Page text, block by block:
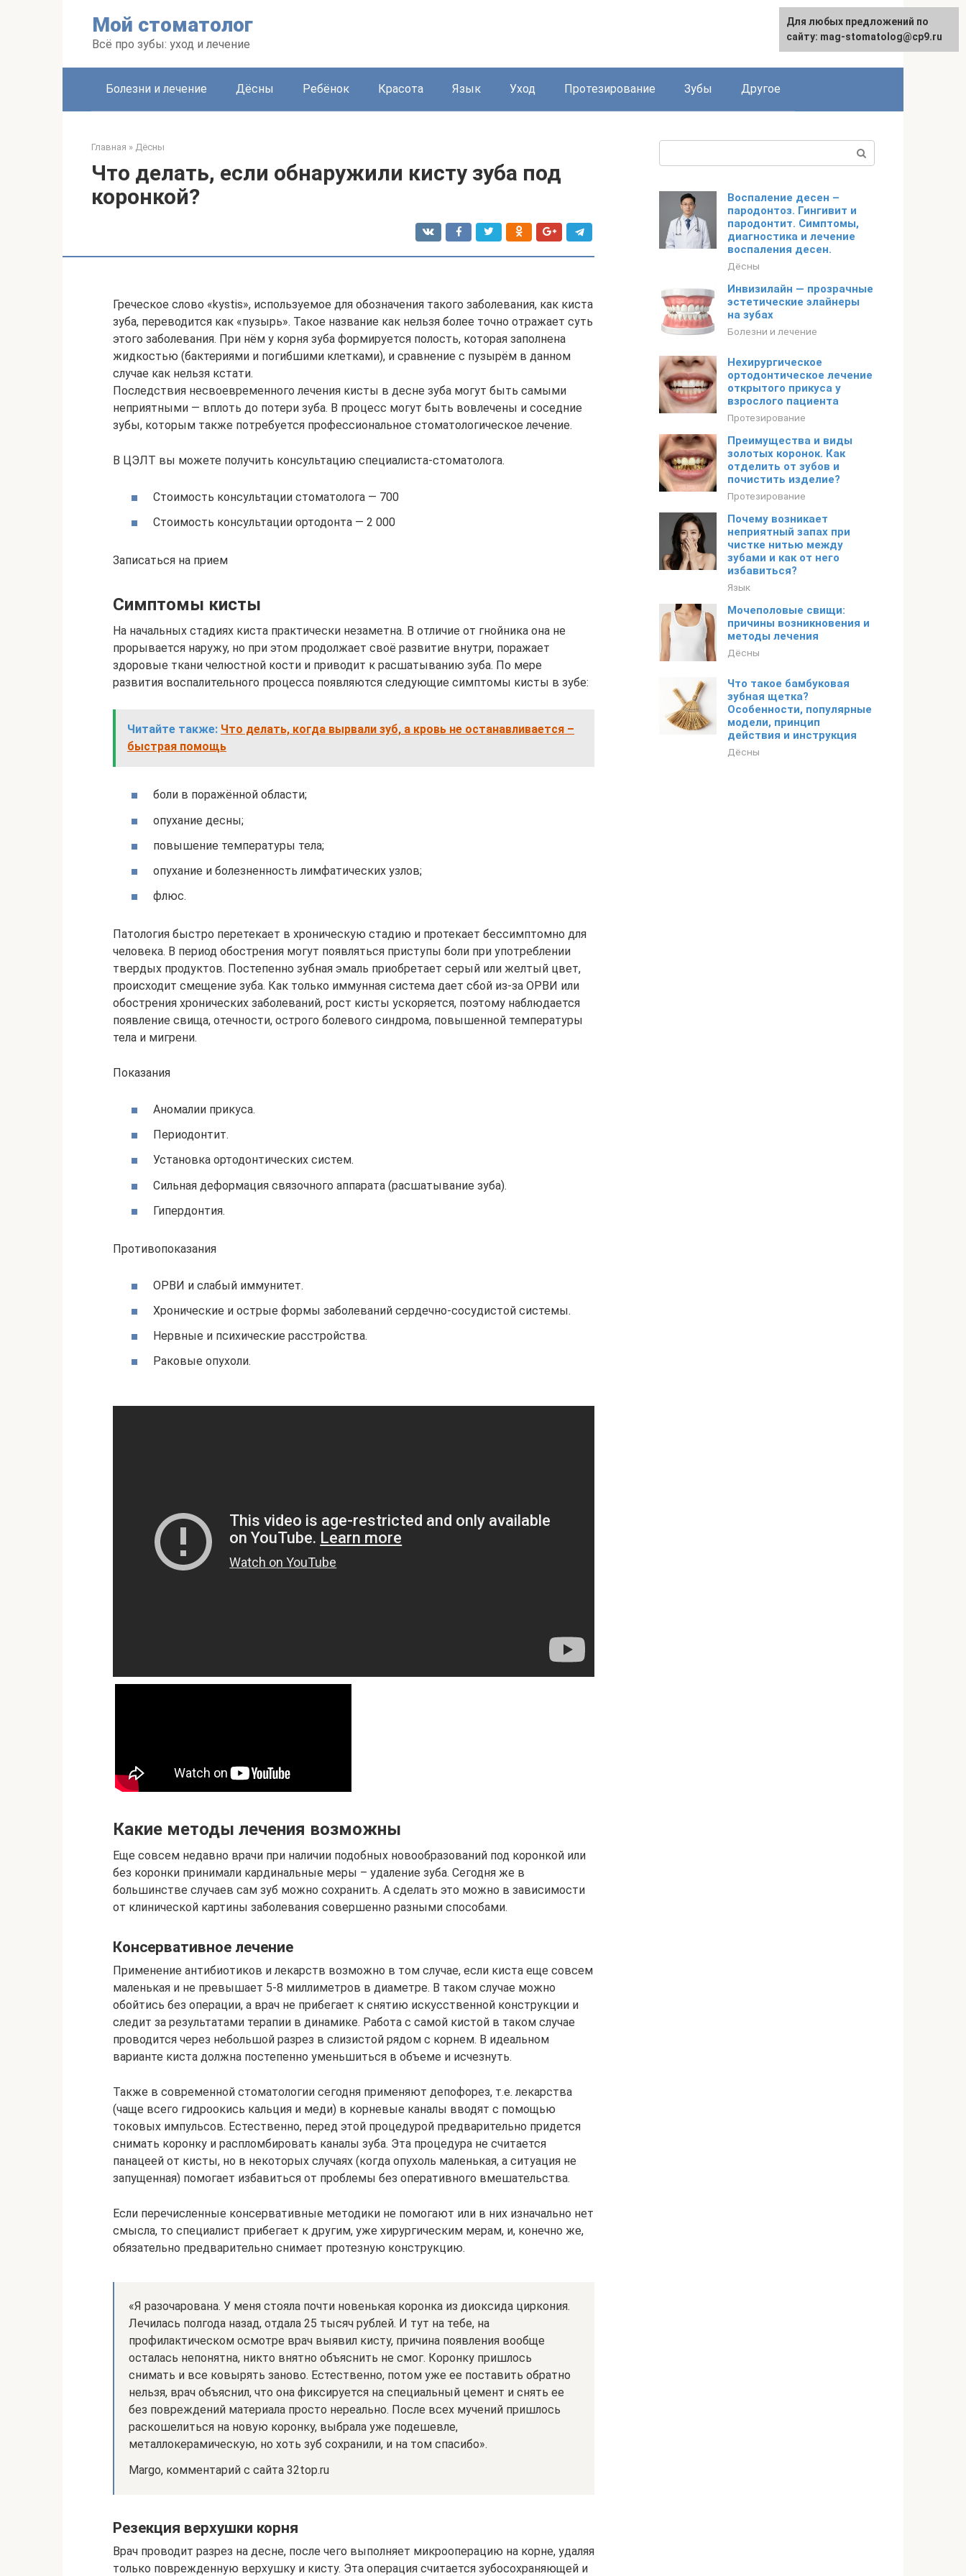
Мой стоматолог
Всё про зубы: уход и лечение
Болезни и лечение Дёсны Ребёнок Красота Язык Уход Протезирование Зубы Другое
Главная » Дёсны
Что делать, если обнаружили кисту зуба под
коронкой?
Греческое слово «kystis», используемое для обозначения такого заболевания, как киста
зуба, переводится как «пузырь». Такое название как нельзя более точно отражает суть
этого заболевания. При нём у корня зуба формируется полость, которая заполнена
жидкостью (бактериями и погибшими клетками), и сравнение с пузырём в данном
случае как нельзя кстати.
Последствия несвоевременного лечения кисты в десне зуба могут быть самыми
неприятными — вплоть до потери зуба. В процесс могут быть вовлечены и соседние
зубы, которым также потребуется профессиональное стоматологическое лечение.
В ЦЭЛТ вы можете получить консультацию специалиста-стоматолога.
Стоимость консультации стоматолога — 700
Стоимость консультации ортодонта — 2 000
Записаться на прием
Симптомы кисты
На начальных стадиях киста практически незаметна. В отличие от гнойника она не
прорывается наружу, но при этом продолжает своё развитие внутри, поражает
здоровые ткани челюстной кости и приводит к расшатыванию зуба. По мере
развития воспалительного процесса появляются следующие симптомы кисты в зубе:
Читайте также: Что делать, когда вырвали зуб, а кровь не останавливается –
быстрая помощь
боли в поражённой области;
опухание десны;
повышение температуры тела;
опухание и болезненность лимфатических узлов;
флюс.
Патология быстро перетекает в хроническую стадию и протекает бессимптомно для
человека. В период обострения могут появляться приступы боли при употреблении
твердых продуктов. Постепенно зубная эмаль приобретает серый или желтый цвет,
происходит смещение зуба. Как только иммунная система дает сбой из-за ОРВИ или
обострения хронических заболеваний, рост кисты ускоряется, поэтому наблюдается
появление свища, отечности, острого болевого синдрома, повышенной температуры
тела и мигрени.
Показания
Аномалии прикуса.
Периодонтит.
Установка ортодонтических систем.
Сильная деформация связочного аппарата (расшатывание зуба).
Гипердонтия.
Противопоказания
ОРВИ и слабый иммунитет.
Хронические и острые формы заболеваний сердечно-сосудистой системы.
Нервные и психические расстройства.
Раковые опухоли.
Какие методы лечения возможны
Еще совсем недавно врачи при наличии подобных новообразований под коронкой или
без коронки принимали кардинальные меры – удаление зуба. Сегодня же в
большинстве случаев сам зуб можно сохранить. А сделать это можно в зависимости
от клинической картины заболевания совершенно разными способами.
Консервативное лечение
Применение антибиотиков и лекарств возможно в том случае, если киста еще совсем
маленькая и не превышает 5-8 миллиметров в диаметре. В таком случае можно
обойтись без операции, а врач не прибегает к снятию искусственной конструкции и
следит за результатами терапии в динамике. Работа с самой кистой в таком случае
проводится через небольшой разрез в слизистой рядом с корнем. В идеальном
варианте киста должна постепенно уменьшиться в объеме и исчезнуть.
Также в современной стоматологии сегодня применяют депофорез, т.е. лекарства
(чаще всего гидроокись кальция и меди) в корневые каналы вводят с помощью
токовых импульсов. Естественно, перед этой процедурой предварительно придется
снимать коронку и распломбировать каналы зуба. Эта процедура не считается
панацеей от кисты, но в некоторых случаях (когда опухоль маленькая, а ситуация не
запущенная) помогает избавиться от проблемы без оперативного вмешательства.
Если перечисленные консервативные методики не помогают или в них изначально нет
смысла, то специалист прибегает к другим, уже хирургическим мерам, и, конечно же,
обязательно предварительно снимает протезную конструкцию.
«Я разочарована. У меня стояла почти новенькая коронка из диоксида циркония.
Лечилась полгода назад, отдала 25 тысяч рублей. И тут на тебе, на
профилактическом осмотре врач выявил кисту, причина появления вообще
осталась непонятна, никто внятно объяснить не смог. Коронку пришлось
снимать и все ковырять заново. Естественно, потом уже ее поставить обратно
нельзя, врач объяснил, что она фиксируется на специальный цемент и снять ее
без повреждений материала просто нереально. После всех мучений пришлось
раскошелиться на новую коронку, выбрала уже подешевле,
металлокерамическую, но хоть зуб сохранили, и на том спасибо».
Margo, комментарий с сайта 32top.ru
Резекция верхушки корня
Врач проводит разрез на десне, после чего выполняет микрооперацию на корне, удаляя
только поврежденную верхушку и кисту. Эта операция считается зубосохраняющей и
Воспаление десен –
пародонтоз. Гингивит и
пародонтит. Симптомы,
диагностика и лечение
воспаления десен.
Дёсны
Инвизилайн — прозрачные
эстетические элайнеры
на зубах
Болезни и лечение
Нехирургическое
ортодонтическое лечение
открытого прикуса у
взрослого пациента
Протезирование
Преимущества и виды
золотых коронок. Как
отделить от зубов и
почистить изделие?
Протезирование
Почему возникает
неприятный запах при
чистке нитью между
зубами и как от него
избавиться?
Язык
Мочеполовые свищи:
причины возникновения и
методы лечения
Дёсны
Что такое бамбуковая
зубная щетка?
Особенности, популярные
модели, принцип
действия и инструкция
Дёсны
Для любых предложений по
сайту: mag-stomatolog@cp9.ru